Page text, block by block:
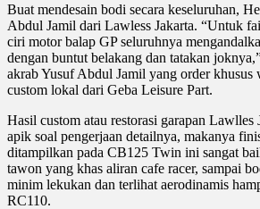
Buat mendesain bodi secara keseluruhan,
Abdul Jamil dari Lawless Jakarta. “Untuk
ciri motor balap GP seluruhnya
dengan buntut belakang dan tatakan
akrab Yusuf Abdul Jamil yang order
custom lokal dari Geba Leisure Part.
Hasil custom atau restorasi garapan Lawlles
apik soal pengerjaan detailnya, makanya
ditampilkan pada CB125 Twin ini sangat
tawon yang khas aliran cafe racer, sampai
minim lekukan dan terlihat aerodinamis
RC110.